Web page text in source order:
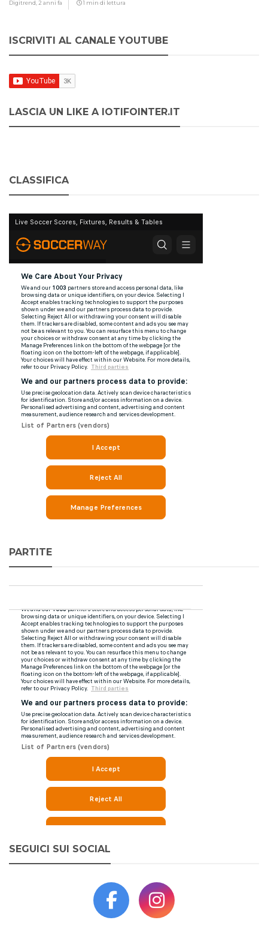
Digitrend, 2 anni fa 1 min di lettura
ISCRIVITI AL CANALE YOUTUBE
LASCIA UN LIKE A IOTIFOINTER.IT
CLASSIFICA
PARTITE
SEGUICI SUI SOCIAL